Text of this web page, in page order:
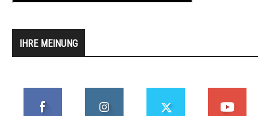
IHRE MEINUNG